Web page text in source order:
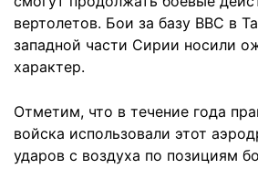
вертолетов. Бои за базу ВВС в
западной части Сирии носили
характер.
Отметим, что в течение года
войска использовали этот
ударов с воздуха по позициям